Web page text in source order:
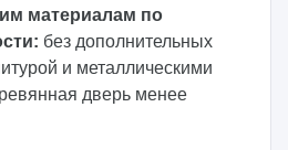
материалам по
без дополнительных
и металлическими
дверь менее